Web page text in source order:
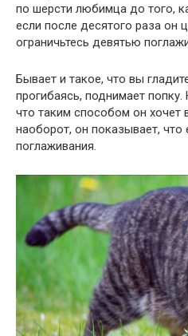
по шерсти любимца до того,
если после десятого раза он
ограничьтесь девятью
Бывает и такое, что вы
прогибаясь, поднимает
что таким способом он хочет
наоборот, он показывает,
поглаживания.